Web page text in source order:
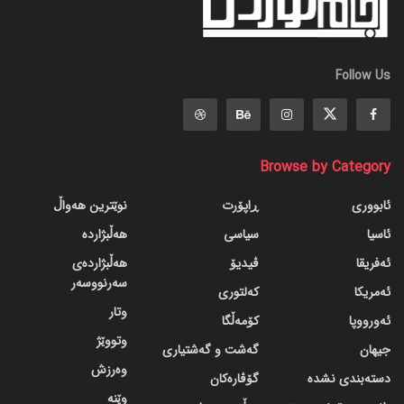
Follow Us
Browse by Category
ئابووری
ئاسیا
ئەفریقا
ئەمریکا
ئەورووپا
جیهان
دسته‌بندی نشده
ڕاپۆرت
سیاسی
ڤیدیۆ
کەلتوری
کۆمەڵگا
گه‌شت و گه‌شتیاری
گۆڤاره‌کان
نوێترین هەواڵ
هەڵبژاردە
هەڵبژاردەی
سەرنووسەر
وتار
وتووێژ
وەرزش
وێنە